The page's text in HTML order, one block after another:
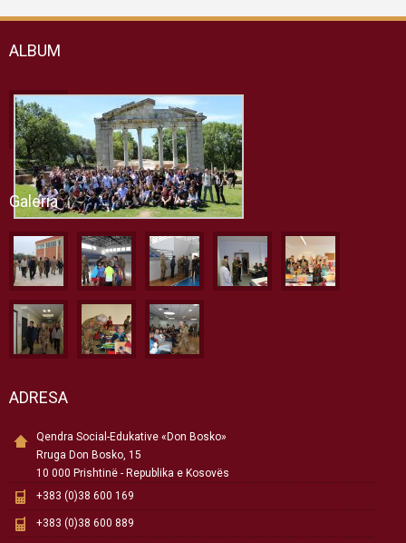
ALBUM
Galeria
ADRESA
Qendra Social-Edukative «Don Bosko»
Rruga Don Bosko, 15
10 000 Prishtinë - Republika e Kosovës
+383 (0)38 600 169
+383 (0)38 600 889